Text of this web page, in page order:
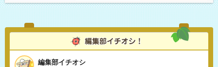
編集部イチオシ